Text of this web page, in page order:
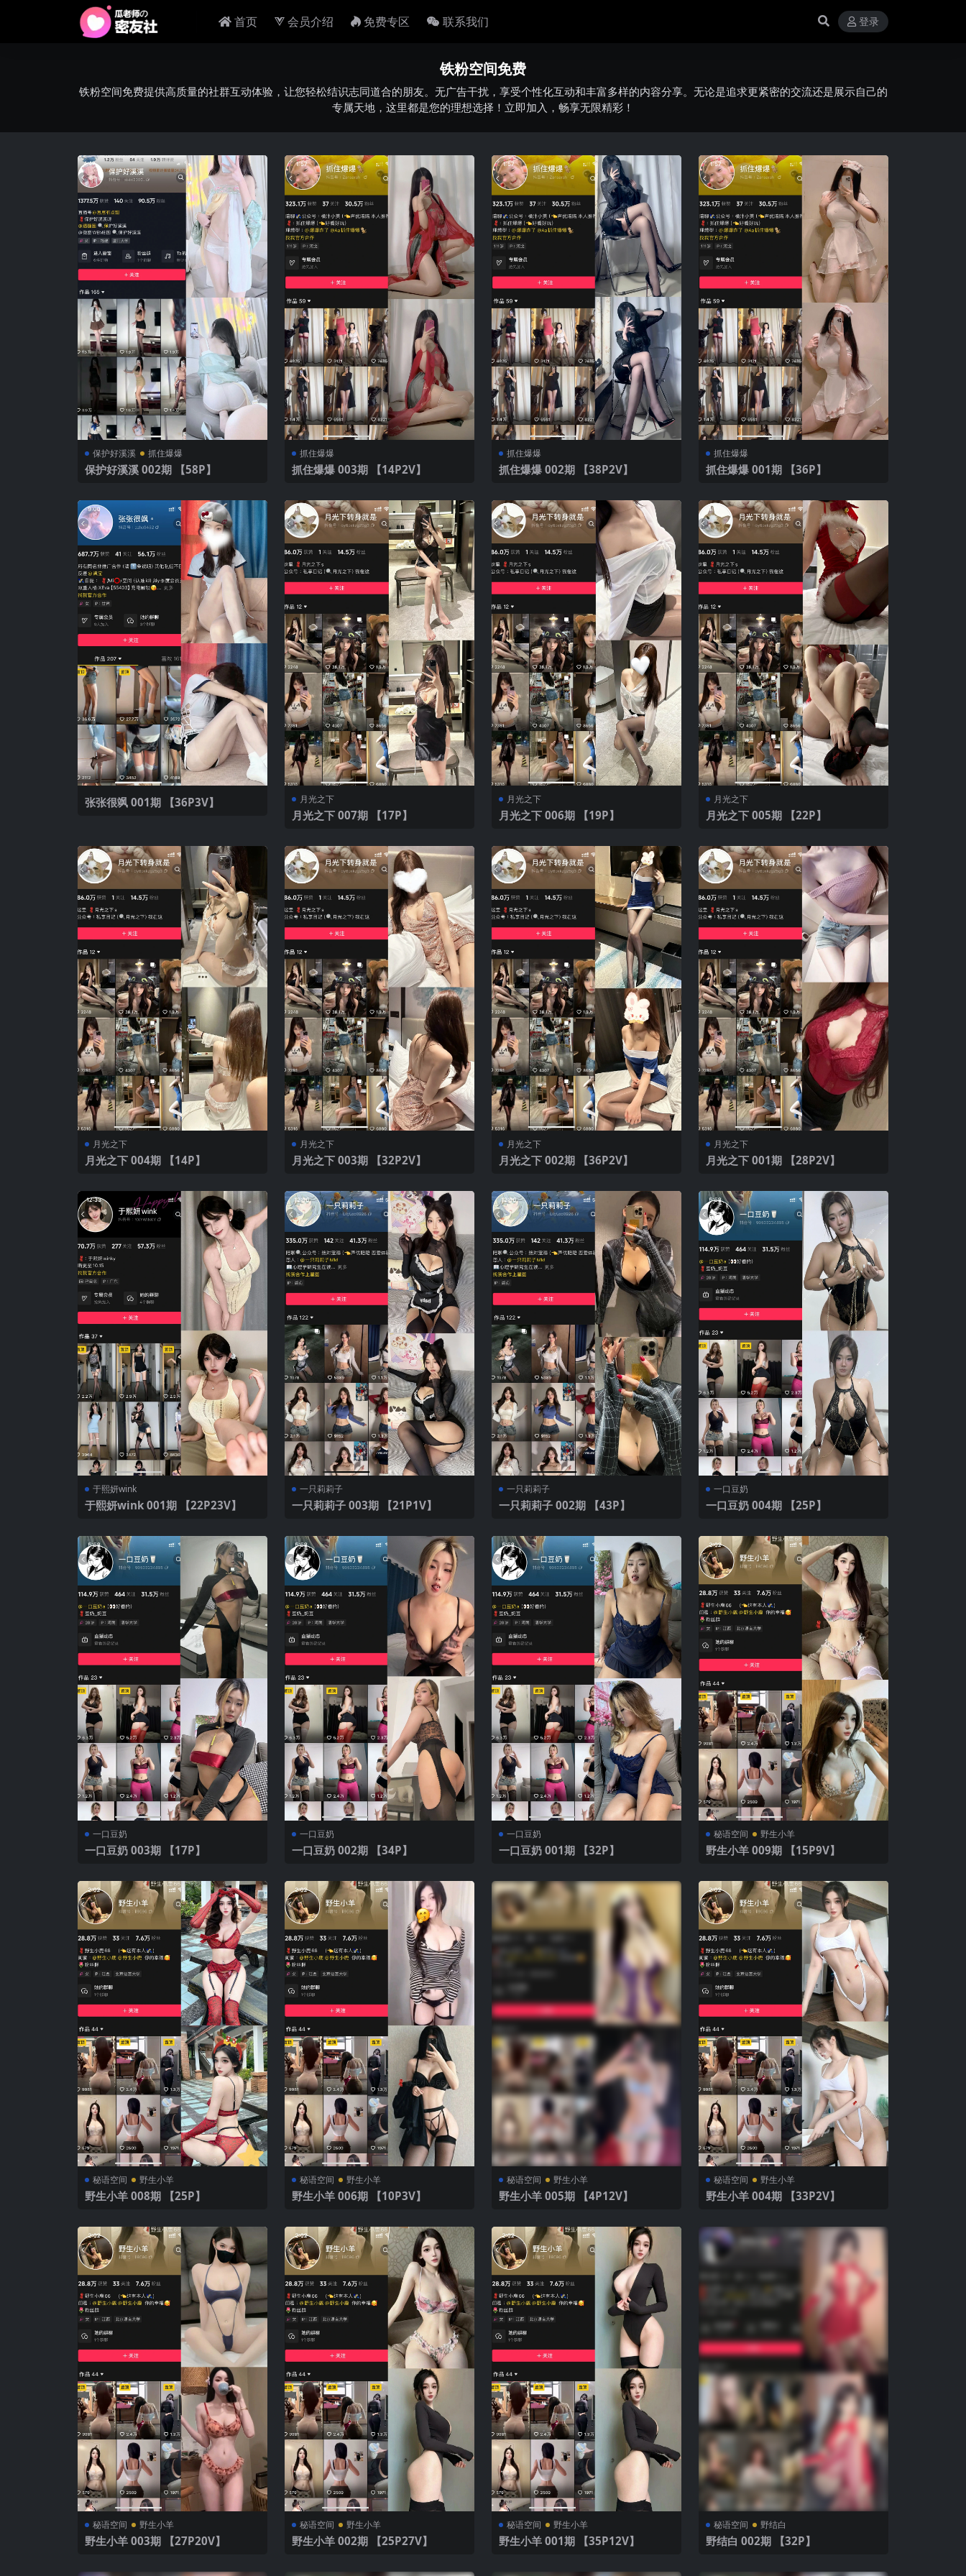
首页 会员介绍 免费专区 联系我们 登录
铁粉空间免费
铁粉空间免费提供高质量的社群互动体验，让您轻松结识志同道合的朋友。无广告干扰，享受个性化互动和丰富多样的内容分享。无论是追求更紧密的交流还是展示自己的
专属天地，这里都是您的理想选择！立即加入，畅享无限精彩！
保护好溪溪 抓住爆爆
保护好溪溪 002期 【58P】
抓住爆爆
抓住爆爆 003期 【14P2V】
抓住爆爆
抓住爆爆 002期 【38P2V】
抓住爆爆
抓住爆爆 001期 【36P】
张张很飒 001期 【36P3V】 月光之下
月光之下 007期 【17P】
月光之下
月光之下 006期 【19P】
月光之下
月光之下 005期 【22P】
月光之下
月光之下 004期 【14P】
月光之下
月光之下 003期 【32P2V】
月光之下
月光之下 002期 【36P2V】
月光之下
月光之下 001期 【28P2V】
于熙妍wink
于熙妍wink 001期 【22P23V】
一只莉莉子
一只莉莉子 003期 【21P1V】
一只莉莉子
一只莉莉子 002期 【43P】
一口豆奶
一口豆奶 004期 【25P】
一口豆奶
一口豆奶 003期 【17P】
一口豆奶
一口豆奶 002期 【34P】
一口豆奶
一口豆奶 001期 【32P】
秘语空间 野生小羊
野生小羊 009期 【15P9V】
秘语空间 野生小羊
野生小羊 008期 【25P】
秘语空间 野生小羊
野生小羊 006期 【10P3V】
秘语空间 野生小羊
野生小羊 005期 【4P12V】
秘语空间 野生小羊
野生小羊 004期 【33P2V】
秘语空间 野生小羊
野生小羊 003期 【27P20V】
秘语空间 野生小羊
野生小羊 002期 【25P27V】
秘语空间 野生小羊
野生小羊 001期 【35P12V】
秘语空间 野结白
野结白 002期 【32P】